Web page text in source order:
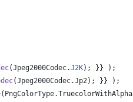
(Jpeg2000Codec.J2K); }} );
(Jpeg2000Codec.Jp2); }} );
( PngColorType.TruecolorWithAlpha